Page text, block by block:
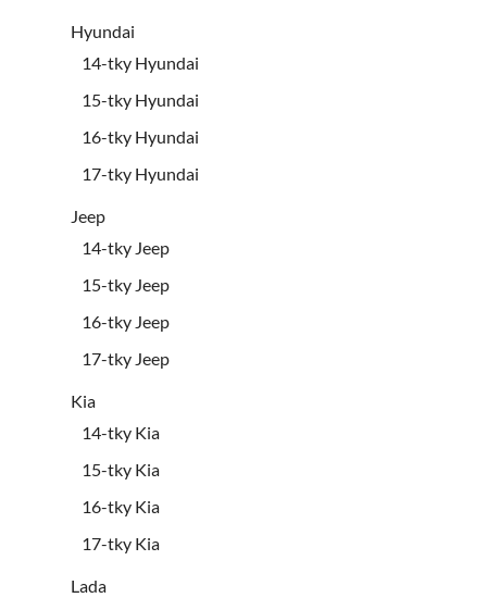
Hyundai
14-tky Hyundai
15-tky Hyundai
16-tky Hyundai
17-tky Hyundai
Jeep
14-tky Jeep
15-tky Jeep
16-tky Jeep
17-tky Jeep
Kia
14-tky Kia
15-tky Kia
16-tky Kia
17-tky Kia
Lada